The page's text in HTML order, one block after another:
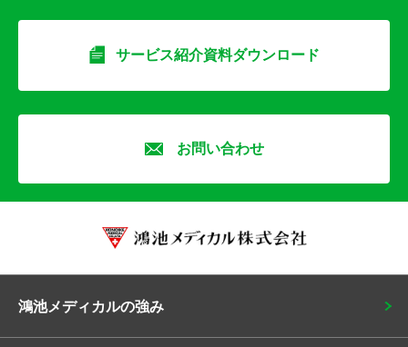
サービス紹介資料ダウンロード
お問い合わせ
鴻池メディカルの強み